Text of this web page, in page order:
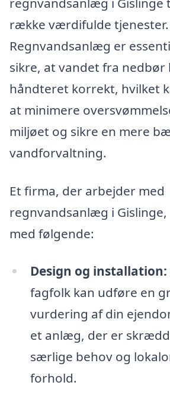
række værdifulde tjenester.
Regnvandsanlæg er
sikre, at vandet fra nedbør
håndteret korrekt, hvilket
at minimere
miljøet og sikre en mere
vandforvaltning.
Et firma, der arbejder med
regnvandsanlæg i
med følgende:
Design og installation:
fagfolk kan udføre en
vurdering af din
et anlæg, der er
særlige behov og
forhold.